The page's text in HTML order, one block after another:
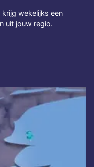
wekelijks een
uit jouw regio.